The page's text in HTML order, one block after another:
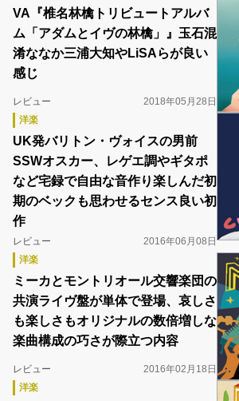
VA『椎名林檎トリビュートアルバ
ム「アダムとイヴの林檎」』玉石混
淆ななか三浦大知やLiSAらが良い
感じ
レビュー
2018年05月28日
洋楽
UK発バリトン・ヴォイスの男前
SSWオスカー、レゲエ調やギタポ
など宅録で自由な音作り楽しんだ初
期のベックも思わせるセンス良い初
作
レビュー
2016年06月08日
洋楽
ミーカとモントリオール交響楽団の
共演ライヴ盤が単体で登場、哀しさ
も楽しさもオリジナルの数倍増しな
楽曲構成の巧さが際立つ内容
レビュー
2016年02月18日
洋楽